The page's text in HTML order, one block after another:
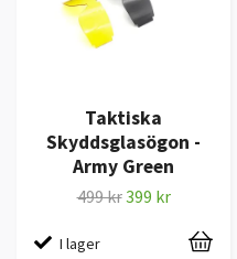
Taktiska
Skyddsglasögon -
Army Green
499 kr399 kr
I lager